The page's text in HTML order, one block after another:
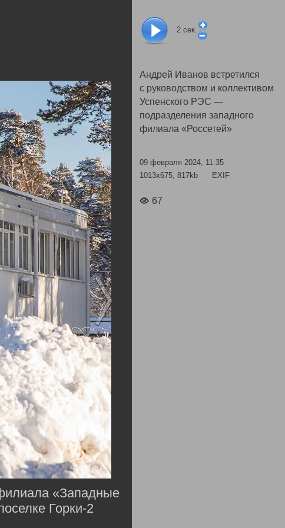
2 сек.
Андрей Иванов встретился
с руководством и коллективом
Успенского РЭС —
подразделения западного
филиала «Россетей»
09 февраля 2024, 11:35
1013x675, 817kb
EXIF
67
«Западные
Горки-2